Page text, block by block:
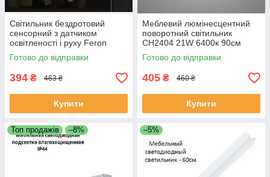
Світильник бездротовий
сенсорний з датчиком
освітленості і руху Feron
TL2000 1W 4000K
Готово до відправки
394 ₴ 463 ₴
Купити
Меблевий люмінесцентний
поворотний світильник
CH2404 21W 6400к 90см
220V
Готово до відправки
405 ₴ 460 ₴
Купити
Топ продажів –8% –5%